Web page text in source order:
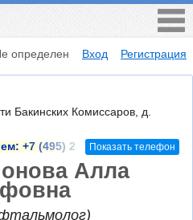
определен Вход Регистрация
Бакинских Комиссаров, д.
+7 (495) 2 Показать телефон
Алла